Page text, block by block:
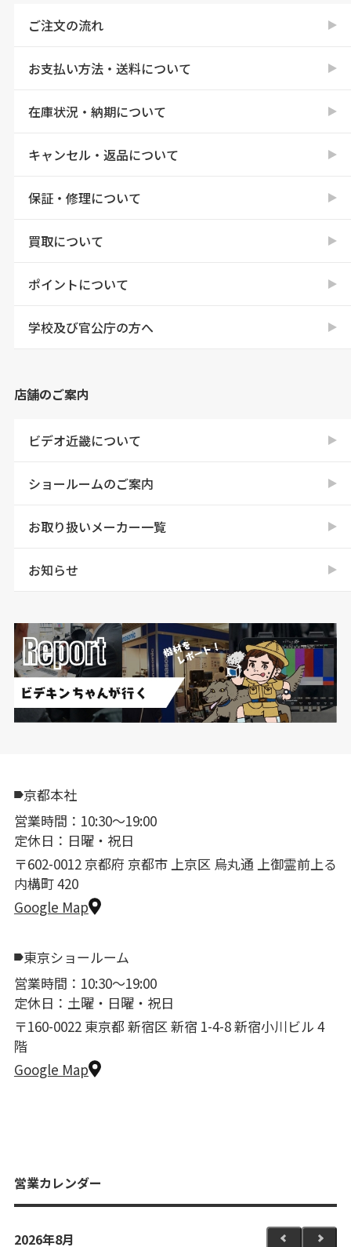
ご注文の流れ
お支払い方法・送料について
在庫状況・納期について
キャンセル・返品について
保証・修理について
買取について
ポイントについて
学校及び官公庁の方へ
店舗のご案内
ビデオ近畿について
ショールームのご案内
お取り扱いメーカー一覧
お知らせ
京都本社
営業時間：10:30〜19:00
定休日：日曜・祝日
〒602-0012 京都府 京都市 上京区 烏丸通 上御霊前上る
内構町 420
Google Map
東京ショールーム
営業時間：10:30〜19:00
定休日：土曜・日曜・祝日
〒160-0022 東京都 新宿区 新宿 1-4-8 新宿小川ビル 4
階
Google Map
営業カレンダー
2026年8月